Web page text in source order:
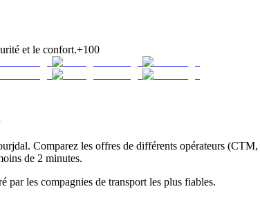
et le confort.+100
Comparez les offres de différents opérateurs
de 2 minutes.
par les compagnies de transport les plus fiables.